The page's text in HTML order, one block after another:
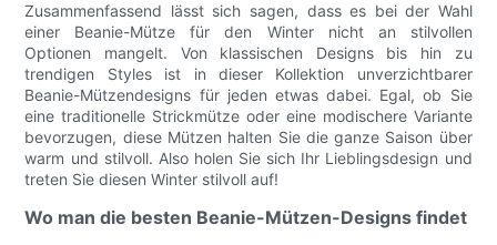
Zusammenfassend lässt sich sagen, dass es bei der Wahl
einer Beanie-Mütze für den Winter nicht an stilvollen
Optionen mangelt. Von klassischen Designs bis hin zu
trendigen Styles ist in dieser Kollektion unverzichtbarer
Beanie-Mützendesigns für jeden etwas dabei. Egal, ob Sie
eine traditionelle Strickmütze oder eine modischere Variante
bevorzugen, diese Mützen halten Sie die ganze Saison über
warm und stilvoll. Also holen Sie sich Ihr Lieblingsdesign und
treten Sie diesen Winter stilvoll auf!
Wo man die besten Beanie-Mützen-Designs findet